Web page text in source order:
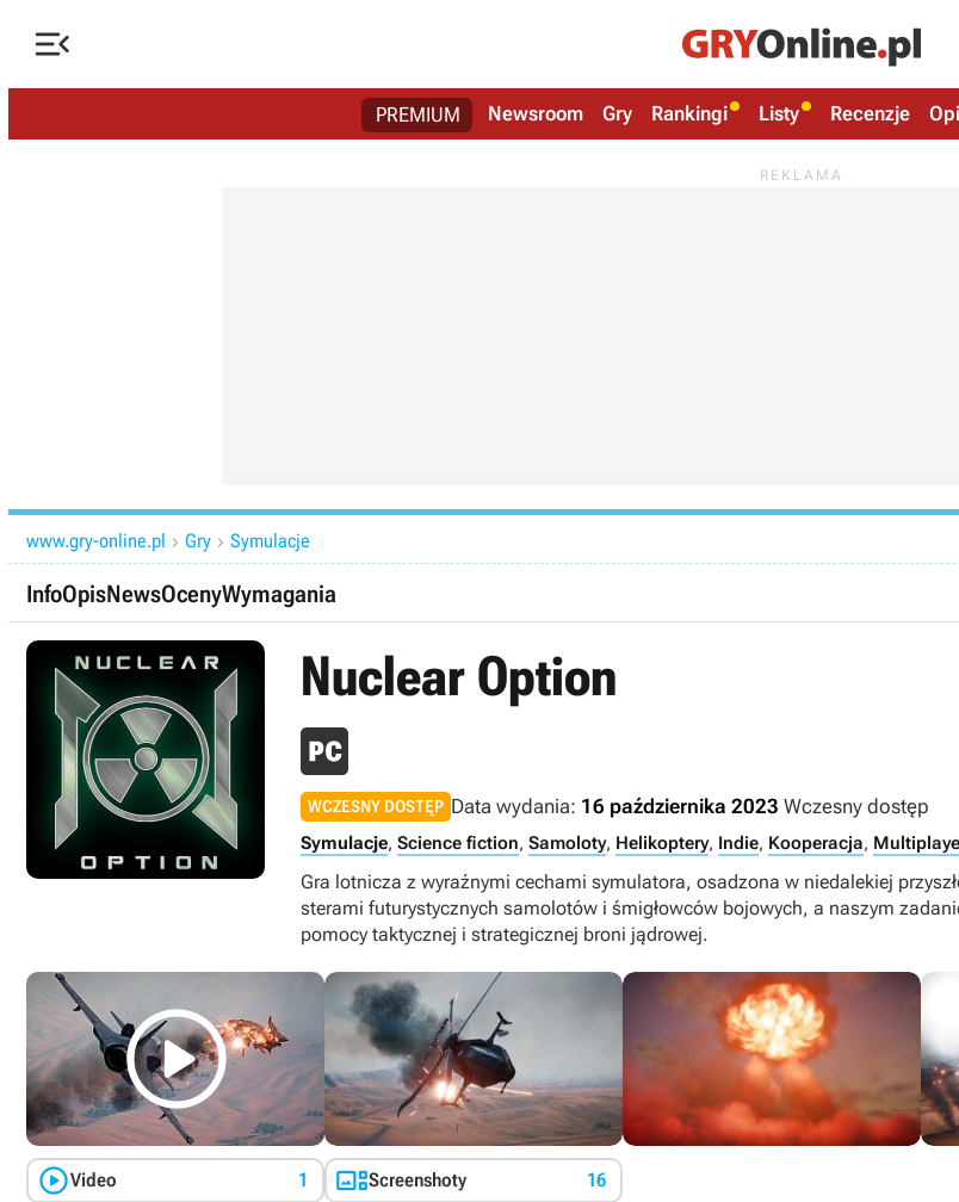

PREMIUM Newsroom Gry Rankingi Listy Recenzje
www.gry-online.pl  Gry  Symulacje
InfoOpisNewsOcenyWymagania
Nuclear Option
WCZESNY DOSTĘP Data wydania: 16 października 2023 Wczesny dostęp
Symulacje, Science fiction, Samoloty, Helikoptery, Indie, Kooperacja,
Gra lotnicza z wyraźnymi cechami symulatora, osadzona w niedalekiej
sterami futurystycznych samolotów i śmigłowców bojowych, a naszym
pomocy taktycznej i strategicznej broni jądrowej.

Video 1 Screenshoty 16